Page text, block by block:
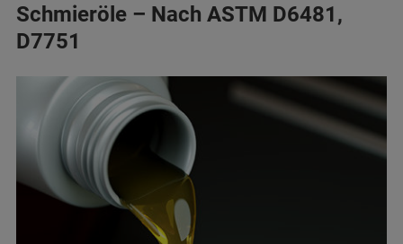
Schmieröle – Nach ASTM D6481,
D7751